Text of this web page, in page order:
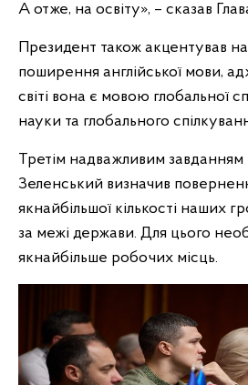
А отже, на освіту», – сказав
Президент також акцентував
поширення англійської мови,
світі вона є мовою глобальної
науки та глобального
Третім надважливим
Зеленський визначив
якнайбільшої кількості наших
за межі держави. Для цього
якнайбільше робочих місць.